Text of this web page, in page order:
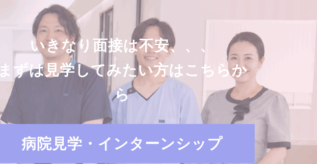
いきなり面接は不安、、、
まずは見学してみたい方はこちらか
ら
病院見学・インターンシップ